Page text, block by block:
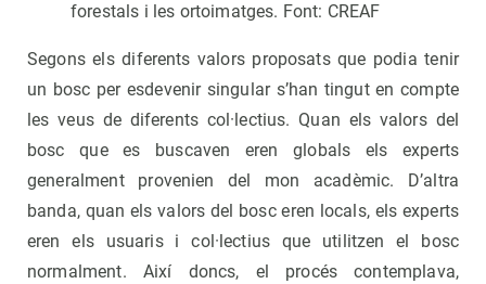
forestals i les ortoimatges. Font: CREAF
Segons els diferents valors proposats que podia tenir
un bosc per esdevenir singular s’han tingut en compte
les veus de diferents col·lectius. Quan els valors del
bosc que es buscaven eren globals els experts
generalment provenien del mon acadèmic. D’altra
banda, quan els valors del bosc eren locals, els experts
eren els usuaris i col·lectius que utilitzen el bosc
normalment. Així doncs, el procés contemplava,